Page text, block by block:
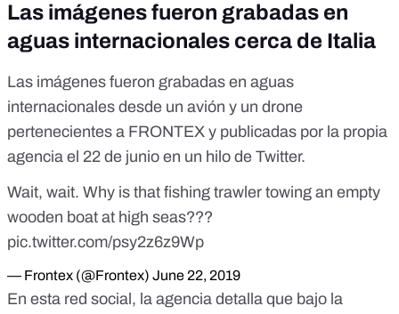
Las imágenes fueron grabadas en
aguas internacionales cerca de Italia
Las imágenes fueron grabadas en aguas
internacionales desde un avión y un drone
pertenecientes a FRONTEX y publicadas por la propia
agencia el 22 de junio en un hilo de Twitter.
Wait, wait. Why is that fishing trawler towing an empty
wooden boat at high seas???
pic.twitter.com/psy2z6z9Wp
— Frontex (@Frontex) June 22, 2019
En esta red social, la agencia detalla que bajo la